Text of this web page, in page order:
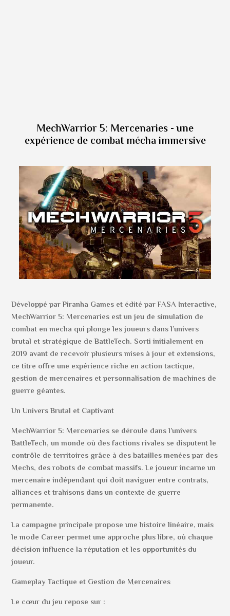
MechWarrior 5: Mercenaries - une
expérience de combat mécha immersive
Développé par Piranha Games et édité par FASA Interactive,
MechWarrior 5: Mercenaries est un jeu de simulation de
combat en mecha qui plonge les joueurs dans l’univers
brutal et stratégique de BattleTech. Sorti initialement en
2019 avant de recevoir plusieurs mises à jour et extensions,
ce titre offre une expérience riche en action tactique,
gestion de mercenaires et personnalisation de machines de
guerre géantes.
Un Univers Brutal et Captivant
MechWarrior 5: Mercenaries se déroule dans l’univers
BattleTech, un monde où des factions rivales se disputent le
contrôle de territoires grâce à des batailles menées par des
Mechs, des robots de combat massifs. Le joueur incarne un
mercenaire indépendant qui doit naviguer entre contrats,
alliances et trahisons dans un contexte de guerre
permanente.
La campagne principale propose une histoire linéaire, mais
le mode Career permet une approche plus libre, où chaque
décision influence la réputation et les opportunités du
joueur.
Gameplay Tactique et Gestion de Mercenaires
Le cœur du jeu repose sur :